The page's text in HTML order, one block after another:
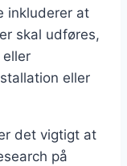
inkluderer at
skal udføres,
eller
det vigtigt at
på